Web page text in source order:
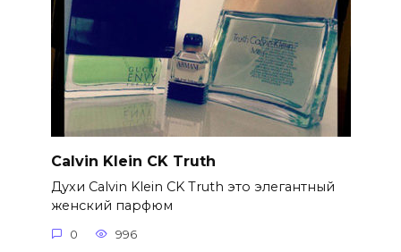
Calvin Klein CK Truth
Духи Calvin Klein CK Truth это элегантный
женский парфюм
0 996